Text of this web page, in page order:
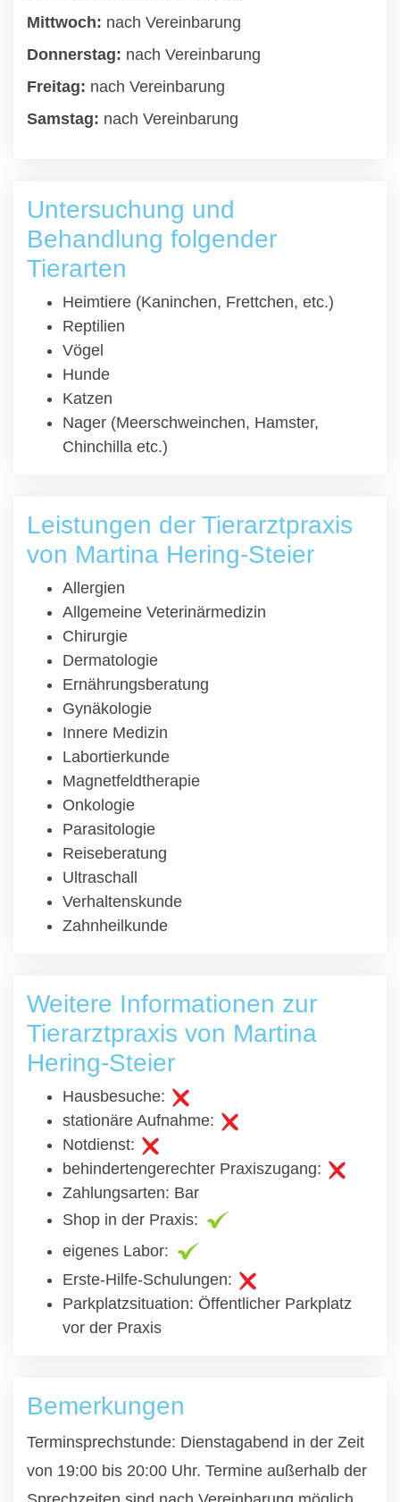
Mittwoch: nach Vereinbarung
Donnerstag: nach Vereinbarung
Freitag: nach Vereinbarung
Samstag: nach Vereinbarung
Untersuchung und
Behandlung folgender
Tierarten
Heimtiere (Kaninchen, Frettchen, etc.)
Reptilien
Vögel
Hunde
Katzen
Nager (Meerschweinchen, Hamster,
Chinchilla etc.)
Leistungen der Tierarztpraxis
von Martina Hering-Steier
Allergien
Allgemeine Veterinärmedizin
Chirurgie
Dermatologie
Ernährungsberatung
Gynäkologie
Innere Medizin
Labortierkunde
Magnetfeldtherapie
Onkologie
Parasitologie
Reiseberatung
Ultraschall
Verhaltenskunde
Zahnheilkunde
Weitere Informationen zur
Tierarztpraxis von Martina
Hering-Steier
Hausbesuche:
stationäre Aufnahme:
Notdienst:
behindertengerechter Praxiszugang:
Zahlungsarten: Bar
Shop in der Praxis:
eigenes Labor:
Erste-Hilfe-Schulungen:
Parkplatzsituation: Öffentlicher Parkplatz
vor der Praxis
Bemerkungen
Terminsprechstunde: Dienstagabend in der Zeit
von 19:00 bis 20:00 Uhr. Termine außerhalb der